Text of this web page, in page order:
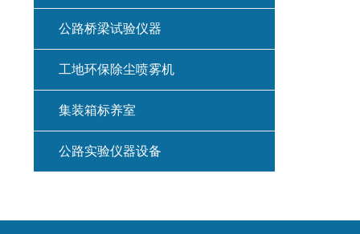
公路桥梁试验仪器
工地环保除尘喷雾机
集装箱标养室
公路实验仪器设备